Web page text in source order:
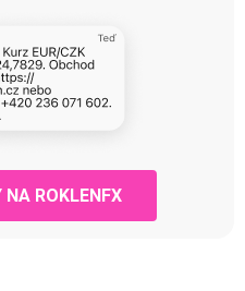
NA ROKLENFX